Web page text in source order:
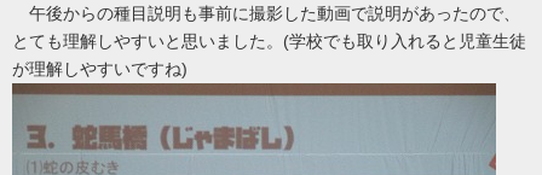
午後からの種目説明も事前に撮影した動画で説明があったので、
とても理解しやすいと思いました。(学校でも取り入れると児童生徒
が理解しやすいですね)